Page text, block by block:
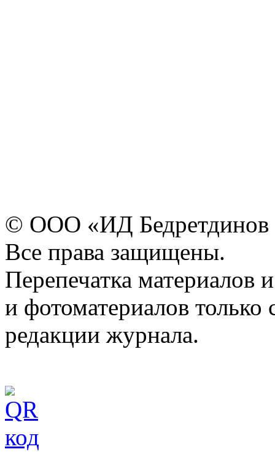
© ООО «ИД
Все права защищены.
Перепечатка материалов
и фотоматериалов
редакции журнала.